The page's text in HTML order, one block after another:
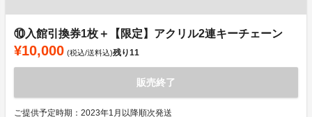
⑩入館引換券1枚＋【限定】アクリル2連キーチェーン
¥10,000 (税込/送料込)残り11
販売終了
ご提供予定時期：2023年1月以降順次発送